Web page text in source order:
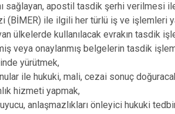
sağlayan, apostil tasdik şerhi verilmesi
(BİMER) ile ilgili her türlü iş ve işlemleri
ülkelerde kullanılacak evrakın tasdik
veya onaylanmış belgelerin tasdik
yürütmek,
ile hukuki, mali, cezai sonuç
hizmeti yapmak,
anlaşmazlıkları önleyici hukuki